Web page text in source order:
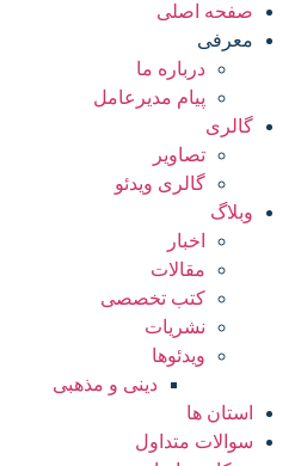
صفحه اصلی
معرفی
درباره ما
پیام مدیرعامل
گالری
تصاویر
گالری ویدئو
وبلاگ
اخبار
مقالات
کتب تخصصی
نشریات
ویدئوها
دینی و مذهبی
استان ها
سوالات متداول